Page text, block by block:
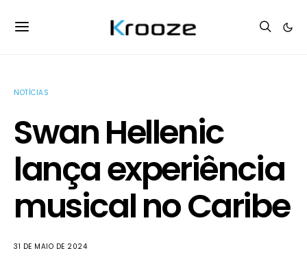
NOTÍCIAS
Swan Hellenic
lança experiência
musical no Caribe
31 DE MAIO DE 2024